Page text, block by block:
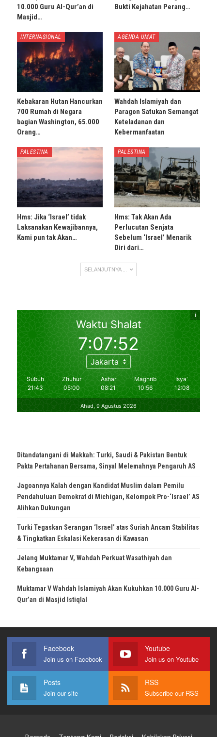
10.000 Guru Al-Qur’an di
Masjid…
Bukti Kejahatan Perang…
INTERNASIONAL
Kebakaran Hutan Hancurkan
700 Rumah di Negara
bagian Washington, 65.000
Orang…
AGENDA UMAT
Wahdah Islamiyah dan
Paragon Satukan Semangat
Keteladanan dan
Kebermanfaatan
PALESTINA
Hms: Jika ‘Israel’ tidak
Laksanakan Kewajibannya,
Kami pun tak Akan…
PALESTINA
Hms: Tak Akan Ada
Perlucutan Senjata
Sebelum ‘Israel’ Menarik
Diri dari…
SELANJUTNYA ...
Ditandatangani di Makkah: Turki, Saudi & Pakistan Bentuk
Pakta Pertahanan Bersama, Sinyal Melemahnya Pengaruh AS
Jagoannya Kalah dengan Kandidat Muslim dalam Pemilu
Pendahuluan Demokrat di Michigan, Kelompok Pro-‘Israel’ AS
Alihkan Dukungan
Turki Tegaskan Serangan ‘Israel’ atas Suriah Ancam Stabilitas
& Tingkatkan Eskalasi Kekerasan di Kawasan
Jelang Muktamar V, Wahdah Perkuat Wasathiyah dan
Kebangsaan
Muktamar V Wahdah Islamiyah Akan Kukuhkan 10.000 Guru Al-
Qur’an di Masjid Istiqlal
Facebook
Join us on Facebook
Youtube
Join us on Youtube
Posts
Join our site
RSS
Subscribe our RSS